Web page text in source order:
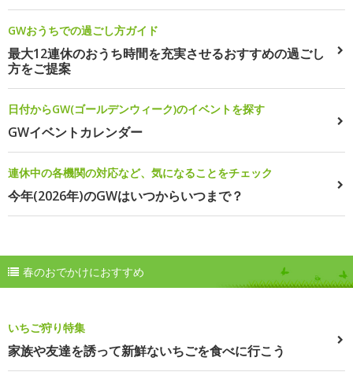
GWおうちでの過ごし方ガイド
最大12連休のおうち時間を充実させるおすすめの過ごし
方をご提案
日付からGW(ゴールデンウィーク)のイベントを探す
GWイベントカレンダー
連休中の各機関の対応など、気になることをチェック
今年(2026年)のGWはいつからいつまで？
春のおでかけにおすすめ
いちご狩り特集
家族や友達を誘って新鮮ないちごを食べに行こう